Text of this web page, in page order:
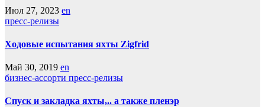
Июл 27, 2023 en
пресс-релизы
Ходовые испытания яхты Zigfrid
Май 30, 2019 en
бизнес-ассорти пресс-релизы
Спуск и закладка яхты,.. а также пленэр